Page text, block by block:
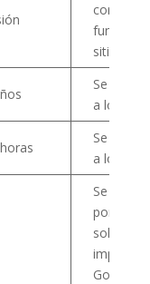
correcto
sitio.
Se usa
a los
Se usa
a los
Se usa
Google